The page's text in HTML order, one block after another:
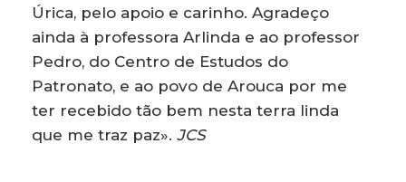
Úrica, pelo apoio e carinho. Agradeço
ainda à professora Arlinda e ao professor
Pedro, do Centro de Estudos do
Patronato, e ao povo de Arouca por me
ter recebido tão bem nesta terra linda
que me traz paz». JCS